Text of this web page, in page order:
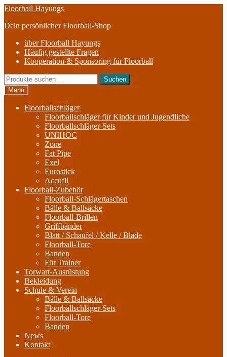
Zur
springen
Zum
springen
Floorball Hayungs
Dein persönlicher Floorball-Shop
über Floorball Hayungs
Häufig gestellte Fragen
Kooperation & Sponsoring für Floorball
Suche
nach:
Suchen
Menü
Floorballschläger
Floorballschläger für Kinder und Jugendliche
Floorballschläger-Sets
UNIHOC
Zone
Fat Pipe
Exel
Eurostick
Accufli
Floorball-Zubehör
Floorball-Schlägertaschen
Bälle & Ballsäcke
Floorball-Brillen
Griffbänder
Blatt / Schaufel / Kelle / Blade
Floorball-Tore
Banden
Für Trainer
Torwart-Ausrüstung
Bekleidung
Schule & Verein
Bälle & Ballsäcke
Floorballschläger-Sets
Floorball-Tore
Banden
News
Kontakt